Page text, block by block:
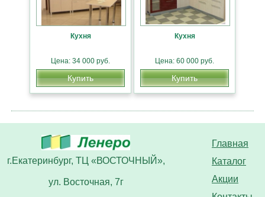
Кухня
Цена: 34 000 руб.
Купить
Кухня
Цена: 60 000 руб.
Купить
Главная
Каталог
Акции
г.Екатеринбург, ТЦ «ВОСТОЧНЫЙ»,
ул. Восточная, 7г